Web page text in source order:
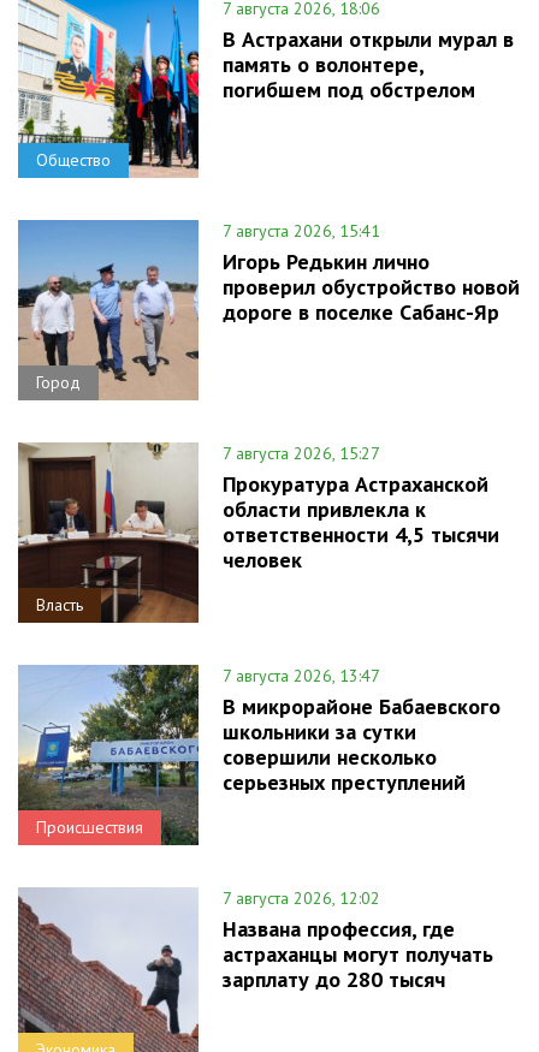
Общество
7 августа 2026, 18:06
В Астрахани открыли мурал в
память о волонтере,
погибшем под обстрелом
Город
7 августа 2026, 15:41
Игорь Редькин лично
проверил обустройство новой
дороге в поселке Сабанс-Яр
Власть
7 августа 2026, 15:27
Прокуратура Астраханской
области привлекла к
ответственности 4,5 тысячи
человек
Происшествия
7 августа 2026, 13:47
В микрорайоне Бабаевского
школьники за сутки
совершили несколько
серьезных преступлений
7 августа 2026, 12:02
Названа профессия, где
астраханцы могут получать
зарплату до 280 тысяч